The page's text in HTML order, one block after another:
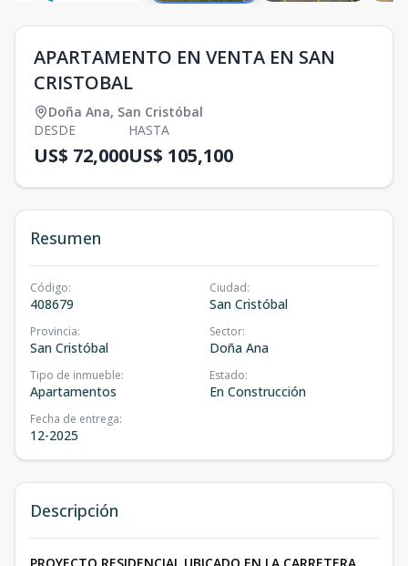
APARTAMENTO EN VENTA EN SAN
CRISTOBAL
Doña Ana, San Cristóbal
DESDE
US$ 72,000
HASTA
US$ 105,100
Resumen
Código:
408679
Ciudad:
San Cristóbal
Provincia:
San Cristóbal
Sector:
Doña Ana
Tipo de inmueble:
Apartamentos
Estado:
En Construcción
Fecha de entrega:
12-2025
Descripción